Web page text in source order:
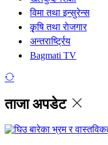
विमा तथा इन्सुरेन्स
कृृषि तथा राेजगार
अन्तरार्ष्ट्रिय
Bagmati TV
ताजा अपडेट